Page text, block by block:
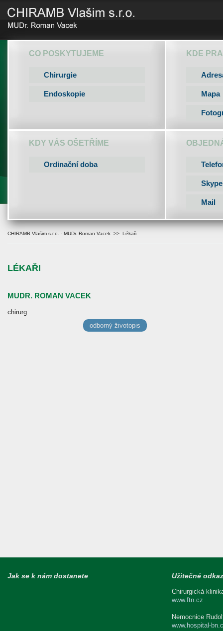
CO POSKYTUJEME
Chirurgie
Endoskopie
KDE
Mapa
KDY VÁS OŠETŘÍME
Ordinační doba
Skype
Mail
CHIRAMB Vlašim s.r.o. - MUDr. Roman Vacek >> Lékaři
LÉKAŘI
MUDR. ROMAN VACEK
chirurg
odborný životopis
Jak se k nám dostanete Užitečné
Chirurgická
www.ftn.cz
Nemocnice
www.hospital-